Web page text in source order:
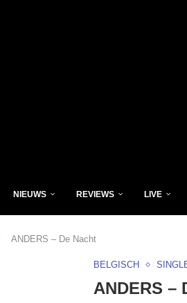
NIEUWS REVIEWS LIVE
ANDERS – De Nacht
BELGISCH
ANDERS –